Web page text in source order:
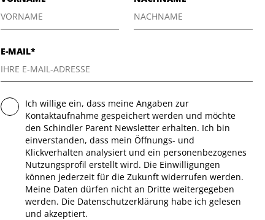
E-MAIL*
Ich willige ein, dass meine Angaben zur
Kontaktaufnahme gespeichert werden und möchte
den Schindler Parent Newsletter erhalten. Ich bin
einverstanden, dass mein Öffnungs- und
Klickverhalten analysiert und ein personenbezogenes
Nutzungsprofil erstellt wird. Die Einwilligungen
können jederzeit für die Zukunft widerrufen werden.
Meine Daten dürfen nicht an Dritte weitergegeben
werden. Die Datenschutzerklärung habe ich gelesen
und akzeptiert.